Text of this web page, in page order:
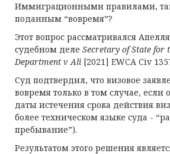
Иммиграционными правилами,
поданным “вовремя”?
Этот вопрос рассматривался
судебном деле Secretary of State for
Department v Ali [2021] EWCA Civ
Суд подтвердил, что визовое
вовремя только в том случае, если
даты истечения срока действия
более техническом языке суда -
пребывание”).
Результатом этого решения